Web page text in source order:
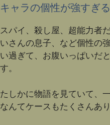
キャラの個性が強すぎる
スパイ、殺し屋、超能力者
いさんの息子、など個性の
い過ぎて、お腹いっぱいだ
す。
たしかに物語を見ていて、
なんてケースもたくさんあり